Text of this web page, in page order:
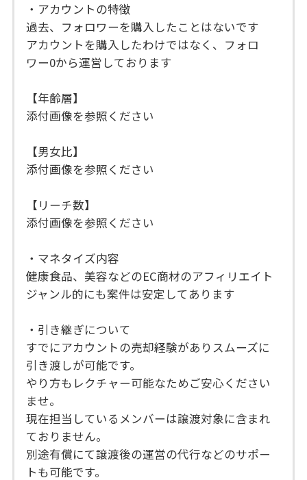
・アカウントの特徴
過去、フォロワーを購入したことはないです
アカウントを購入したわけではなく、フォロ
ワー0から運営しております
【年齢層】
添付画像を参照ください
【男女比】
添付画像を参照ください
【リーチ数】
添付画像を参照ください
・マネタイズ内容
健康食品、美容などのEC商材のアフィリエイト
ジャンル的にも案件は安定してあります
・引き継ぎについて
すでにアカウントの売却経験がありスムーズに
引き渡しが可能です。
やり方もレクチャー可能なためご安心ください
ませ。
現在担当しているメンバーは譲渡対象に含まれ
ておりません。
別途有償にて譲渡後の運営の代行などのサポー
トも可能です。